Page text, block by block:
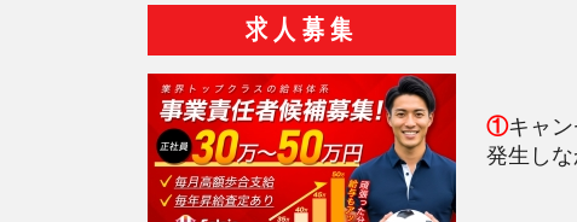
求人募集
①キャン
発生し